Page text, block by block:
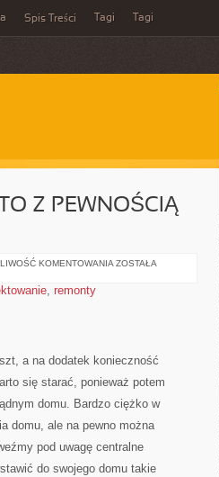
Spis Treści Tagi Tagi
Z PEWNOŚCIĄ
KOMENTOWANIA BUDOWA
ZOSTAŁA
, remonty
a na dodatek konieczność
się starać, ponieważ potem
domu. Bardzo ciężko w
domu, ale na pewno można
pod uwagę centralne
do swojego domu takie